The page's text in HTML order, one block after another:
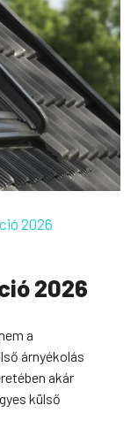
2026
2026
a
árnyékolás
akár
külső